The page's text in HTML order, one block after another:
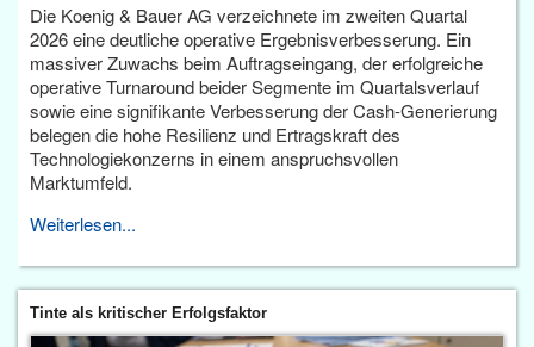
Die Koenig & Bauer AG verzeichnete im zweiten Quartal
2026 eine deutliche operative Ergebnisverbesserung. Ein
massiver Zuwachs beim Auftragseingang, der erfolgreiche
operative Turnaround beider Segmente im Quartalsverlauf
sowie eine signifikante Verbesserung der Cash-Generierung
belegen die hohe Resilienz und Ertragskraft des
Technologiekonzerns in einem anspruchsvollen
Marktumfeld.
Weiterlesen...
Tinte als kritischer Erfolgsfaktor